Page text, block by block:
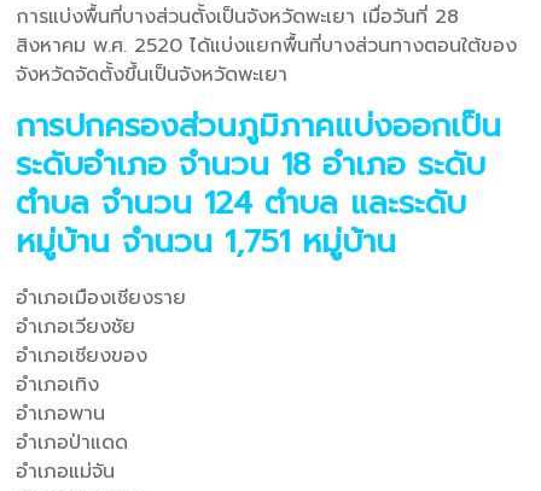
การแบ่งพื้นที่บางส่วนตั้งเป็นจังหวัดพะเยา เมื่อวันที่ 28
สิงหาคม พ.ศ. 2520 ได้แบ่งแยกพื้นที่บางส่วนทางตอนใต้ของ
จังหวัดจัดตั้งขึ้นเป็นจังหวัดพะเยา
การปกครองส่วนภูมิภาคแบ่งออกเป็น
ระดับอำเภอ จำนวน 18 อำเภอ ระดับ
ตำบล จำนวน 124 ตำบล และระดับ
หมู่บ้าน จำนวน 1,751 หมู่บ้าน
อำเภอเมืองเชียงราย
อำเภอเวียงชัย
อำเภอเชียงของ
อำเภอเทิง
อำเภอพาน
อำเภอป่าแดด
อำเภอแม่จัน